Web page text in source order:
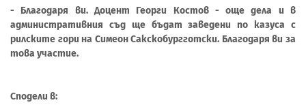
- Благодаря ви. Доцент Георги Костов - още дела и в
административния съд ще бъдат заведени по казуса с
рилските гори на Симеон Сакскобургготски. Благодаря ви за
това участие.
Сподели в: